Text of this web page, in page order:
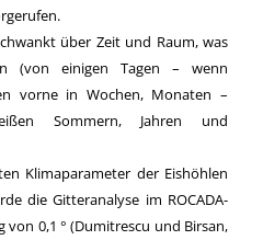
über Zeit und Raum, was
(von einigen Tagen – wenn
vorne in Wochen, Monaten –
Sommern, Jahren und
Klimaparameter der Eishöhlen
die Gitteranalyse im ROCADA-
0,1 ° (Dumitrescu und Birsan,